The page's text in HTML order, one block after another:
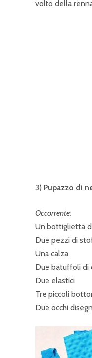
volto della
3) Pupazzo di
Occorrente:
Un bottiglietta
Due pezzi di
Una calza
Due batuffoli di
Due elastici
Tre piccoli
Due occhi